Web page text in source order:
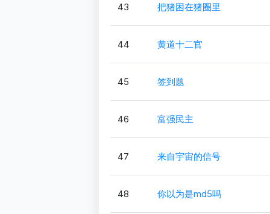
43 把猪困在猪圈里
44 黄道十二官
45 签到题
46 富强民主
47 来自宇宙的信号
48 你以为是md5吗